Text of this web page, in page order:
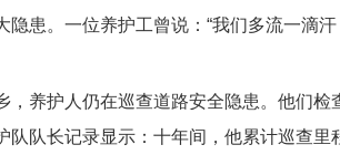
隐患。一位养护工曾说：“我们多流一滴
养护人仍在巡查道路安全隐患。他们检
队队长记录显示：十年间，他累计巡查